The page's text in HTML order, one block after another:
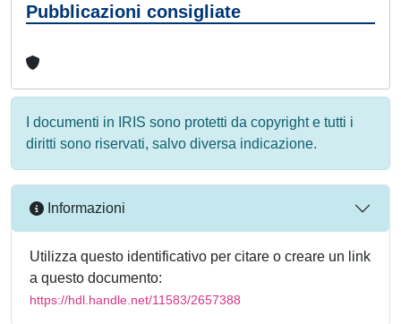
Pubblicazioni consigliate
I documenti in IRIS sono protetti da copyright e tutti i
diritti sono riservati, salvo diversa indicazione.
Informazioni
Utilizza questo identificativo per citare o creare un link
a questo documento:
https://hdl.handle.net/11583/2657388